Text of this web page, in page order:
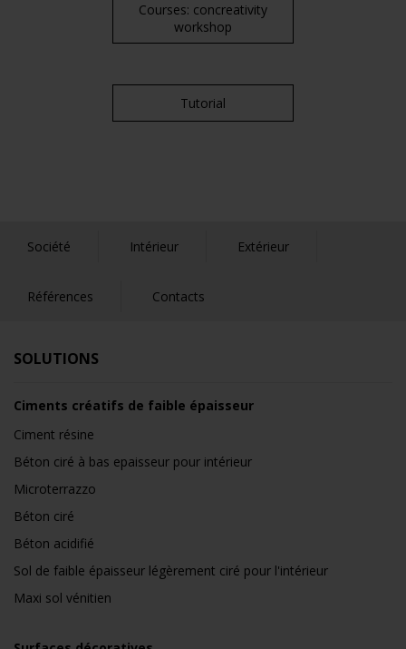
Courses: concreativity
workshop
Tutorial
Société Intérieur Extérieur
Références Contacts
SOLUTIONS
Ciments créatifs de faible épaisseur
Ciment résine
Béton ciré à bas epaisseur pour intérieur
Microterrazzo
Béton ciré
Béton acidifié
Sol de faible épaisseur légèrement ciré pour l'intérieur
Maxi sol vénitien